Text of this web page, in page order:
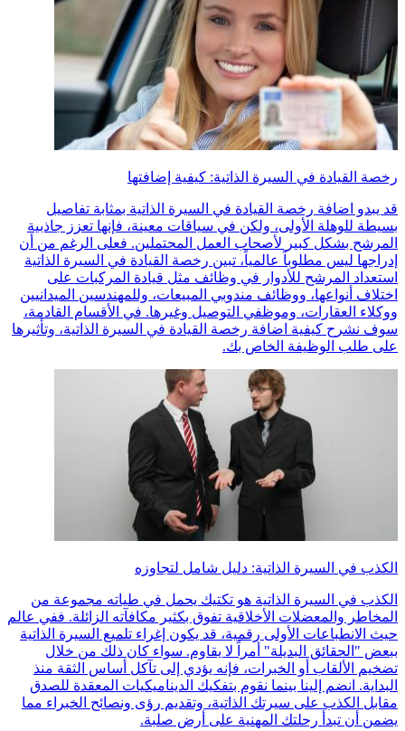
رخصة القيادة في السيرة الذاتية: كيفية إضافتها
قد يبدو اضافة رخصة القيادة في السيرة الذاتية بمثابة تفاصيل
بسيطة للوهلة الأولى، ولكن في سياقات معينة، فإنها تعزز جاذبية
المرشح بشكل كبير لأصحاب العمل المحتملين. فعلى الرغم من أن
إدراجها ليس مطلوباً عالمياً، تبين رخصة القيادة في السيرة الذاتية
استعداد المرشح للأدوار في وظائف مثل قيادة المركبات على
اختلاف أنواعها، ووظائف مندوبي المبيعات، وللمهندسين الميدانيين
ووكلاء العقارات، وموظفي التوصيل وغيرها. في الأقسام القادمة،
سوف نشرح كيفية اضافة رخصة القيادة في السيرة الذاتية، وتأثيرها
على طلب الوظيفة الخاص بك.
الكذب في السيرة الذاتية: دليل شامل لتجاوزه
الكذب في السيرة الذاتية هو تكتيك يحمل في طياته مجموعة من
المخاطر والمعضلات الأخلاقية تفوق بكثير مكافآته الزائلة. ففي عالم
حيث الانطباعات الأولى رقمية، قد يكون إغراء تلميع السيرة الذاتية
ببعض "الحقائق البديلة" أمراً لا يقاوم. سواء كان ذلك من خلال
تضخيم الألقاب أو الخبرات، فإنه يؤدي إلى تآكل أساس الثقة منذ
البداية. انضم إلينا بينما نقوم بتفكيك الديناميكيات المعقدة للصدق
مقابل الكذب على سيرتك الذاتية، وتقديم رؤى ونصائح الخبراء مما
يضمن أن تبدأ رحلتك المهنية على أرض صلبة.